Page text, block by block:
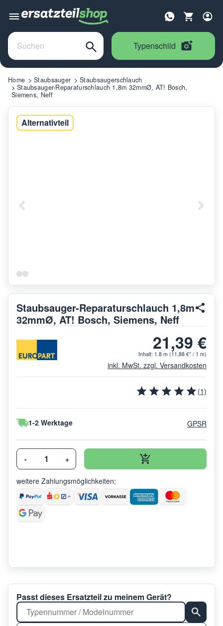
Typenschild
Home Staubsauger
Staubsaugerschlauch
Staubsauger-Reparaturschlauch 1,8m 32mmØ, AT! Bosch,
Siemens, Neff
Alternativteil
Staubsauger-Reparaturschlauch 1,8m
32mmØ, AT! Bosch, Siemens, Neff
21,39 €
Inhalt: 1.8 m (11,88 €* / 1 m)
inkl. MwSt. zzgl. Versandkosten
(1)
1-2 Werktage GPSR
- +
weitere Zahlungsmöglichkeiten:
Passt dieses Ersatzteil zu meinem Gerät?